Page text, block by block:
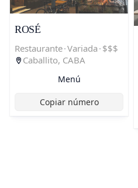
ROSÉ
Restaurante·Variada · $$$
Caballito, CABA
Menú
Copiar número